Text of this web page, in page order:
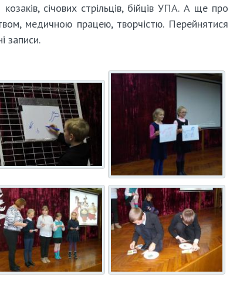
січових стрільців, бійців УПА. А ще про
медичною працею, творчістю. Перейнятися
записи.